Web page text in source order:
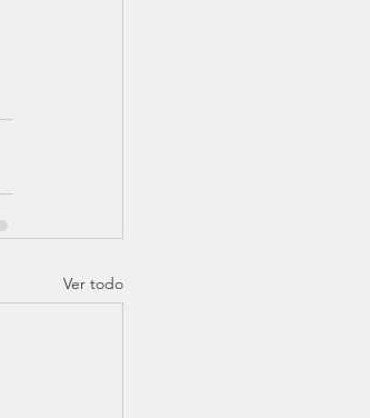
Ver todo